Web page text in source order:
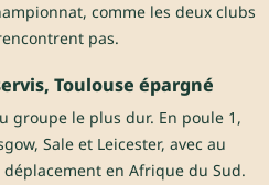
comme les deux clubs
pas.
Toulouse épargné
groupe le plus dur. En poule 1,
Sale et Leicester, avec au
en Afrique du Sud.